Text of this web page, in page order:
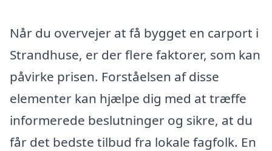
Når du overvejer at få bygget en carport i
Strandhuse, er der flere faktorer, som kan
påvirke prisen. Forståelsen af disse
elementer kan hjælpe dig med at træffe
informerede beslutninger og sikre, at du
får det bedste tilbud fra lokale fagfolk. En